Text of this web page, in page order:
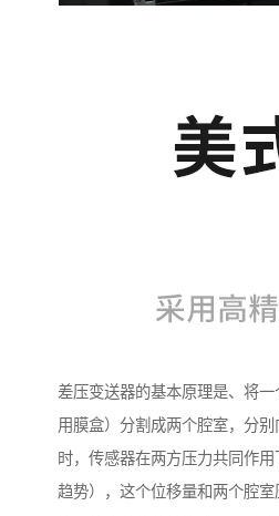
差压变送器的基本原理是、将
用膜盒）分割成两个腔室，分
时，传感器在两方压力共同作
趋势），这个位移量和两个腔